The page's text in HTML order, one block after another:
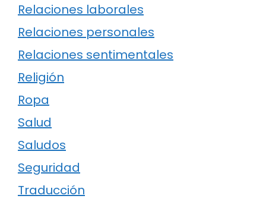
Relaciones laborales
Relaciones personales
Relaciones sentimentales
Religión
Ropa
Salud
Saludos
Seguridad
Traducción